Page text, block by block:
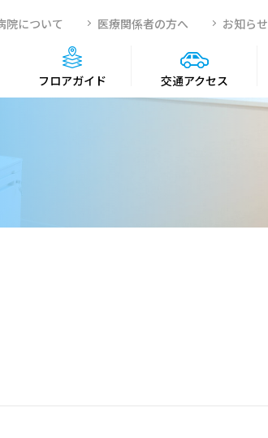
院について 医療関係者の方へ お知らせ
フロアガイド 交通アクセス